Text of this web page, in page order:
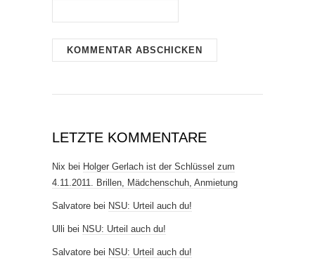
LETZTE KOMMENTARE
Nix bei Holger Gerlach ist der Schlüssel zum
4.11.2011. Brillen, Mädchenschuh, Anmietung
Salvatore bei NSU: Urteil auch du!
Ulli bei NSU: Urteil auch du!
Salvatore bei NSU: Urteil auch du!